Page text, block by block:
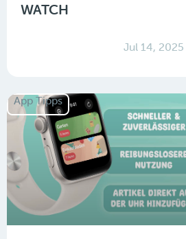
WATCH
Jul 14, 2025
App Tipps